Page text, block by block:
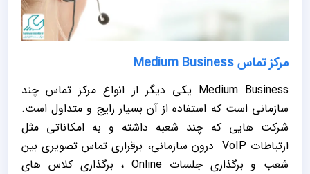
مرکز تماس Medium Business
Medium Business یکی دیگر از انواع مرکز تماس چند
سازمانی است که استفاده از آن بسیار رایج و متداول است.
شرکت هایی که چند شعبه داشته و به امکاناتی مثل
ارتباطات VoIP درون سازمانی، برقراری تماس تصویری بین
شعب و برگذاری جلسات Online ، برگذاری کلاس های